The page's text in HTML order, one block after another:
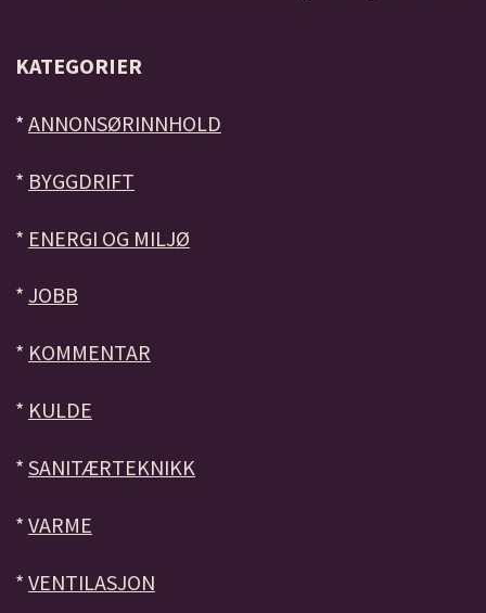
KATEGORIER
* ANNONSØRINNHOLD
* BYGGDRIFT
* ENERGI OG MILJØ
* JOBB
* KOMMENTAR
* KULDE
* SANITÆRTEKNIKK
* VARME
* VENTILASJON